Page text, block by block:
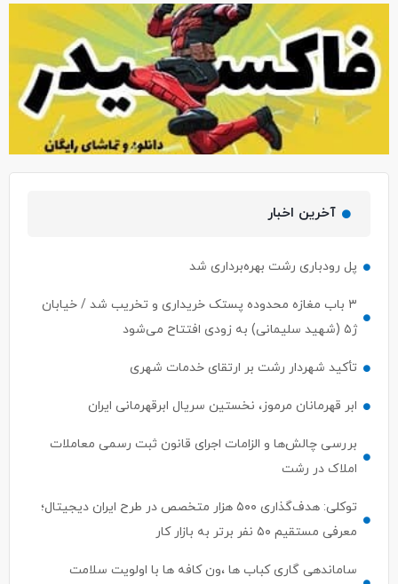
آخرین اخبار
پل رودباری رشت بهره‌برداری شد
۳ باب مغازه محدوده پستک خریداری و تخریب شد / خیابان
ژ۵ (شهید سلیمانی) به زودی افتتاح می‌شود
تأکید شهردار رشت بر ارتقای خدمات شهری
ابر قهرمانان مرموز، نخستین سریال ابرقهرمانی ایران
بررسی چالش‌ها و الزامات اجرای قانون ثبت رسمی معاملات
املاک در رشت
توکلی: هدف‌گذاری ۵۰۰ هزار متخصص در طرح ایران دیجیتال؛
معرفی مستقیم ۵۰ نفر برتر به بازار کار
ساماندهی گاری کباب ها ،ون کافه ها با اولویت سلامت